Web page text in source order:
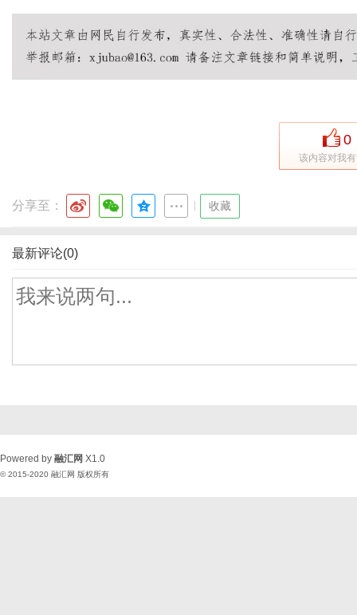
0
该内容对我
分享至： 收藏
最新评论(0)
Powered by 融汇网 X1.0
© 2015-2020 融汇网 版权所有